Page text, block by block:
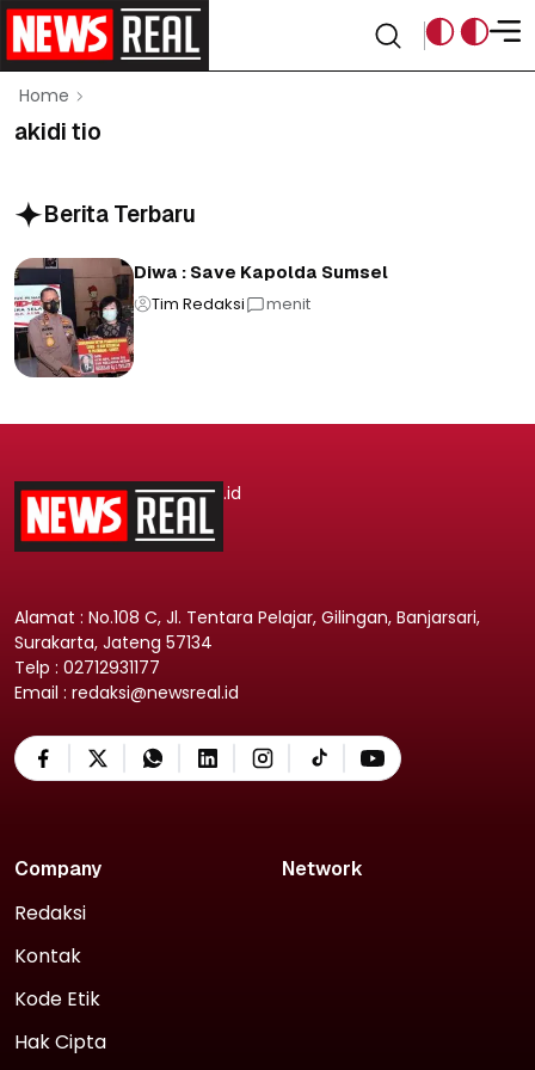
Home
akidi tio
Berita Terbaru
Diwa : Save Kapolda Sumsel
Tim Redaksi menit
.id
Alamat : No.108 C, Jl. Tentara Pelajar, Gilingan, Banjarsari,
Surakarta, Jateng 57134
Telp : 02712931177
Email : redaksi@newsreal.id
Company
Redaksi
Kontak
Kode Etik
Hak Cipta
Network